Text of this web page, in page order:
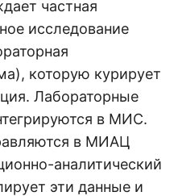
частная
исследование
которую курирует
Лабораторные
в МИС.
в МИАЦ
аналитический
эти данные и